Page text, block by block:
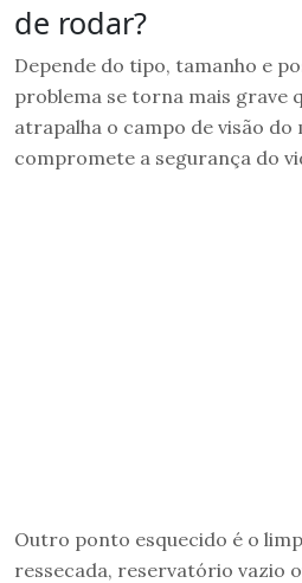
de rodar?
Depende do tipo, tamanho e
problema se torna mais grave
atrapalha o campo de visão
compromete a segurança do
Outro ponto esquecido é o
ressecada, reservatório vazio